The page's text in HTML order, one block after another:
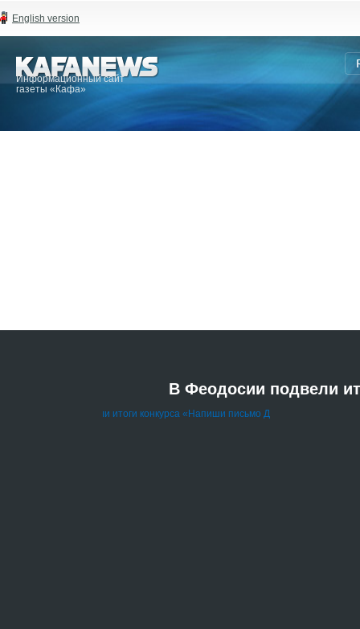
English version
Информационный сайт
газеты «Кафа»
В Феодосии подвели